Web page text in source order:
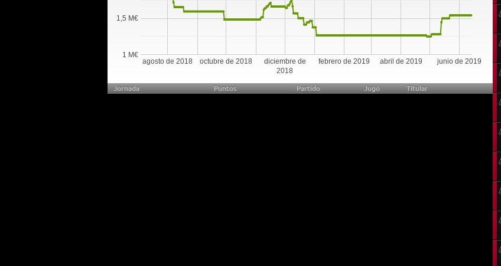
agosto de 2018 octubre de 2018
diciembre de
2018
febrero de 2019 abril de 2019 junio de 2019
1 M€
1,5 M€
Jornada Puntos Partido Jugó Titular